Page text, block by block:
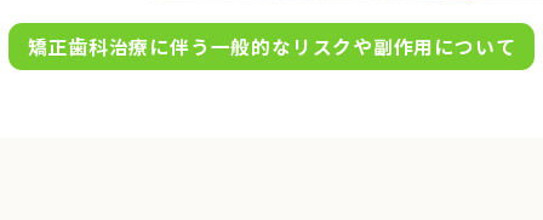
完全
0120-695-578
矯正歯科治療に伴う一般的なリスクや副作用について